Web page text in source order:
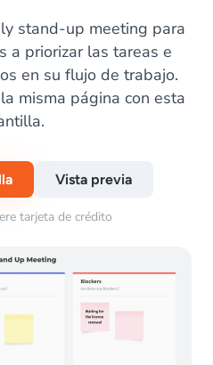
stand-up meeting para
a priorizar las tareas e
en su flujo de trabajo.
misma página con esta
Vista previa
tarjeta de crédito